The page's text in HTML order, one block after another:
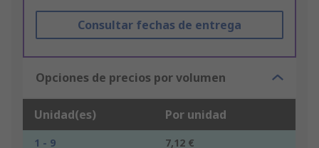
Consultar fechas de entrega
Opciones de precios por volumen
Unidad(es) Por unidad
1 - 9
7,12 €